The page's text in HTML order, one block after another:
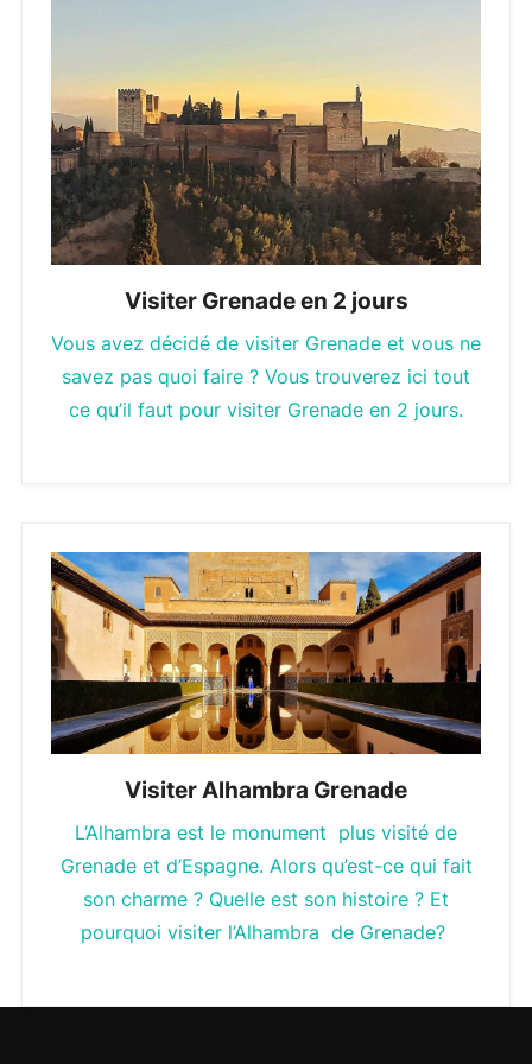
Visiter Grenade en 2 jours
Vous avez décidé de visiter Grenade et vous ne
savez pas quoi faire ? Vous trouverez ici tout
ce qu’il faut pour visiter Grenade en 2 jours.
Visiter Alhambra Grenade
L’Alhambra est le monument plus visité de
Grenade et d’Espagne. Alors qu’est-ce qui fait
son charme ? Quelle est son histoire ? Et
pourquoi visiter l’Alhambra de Grenade?